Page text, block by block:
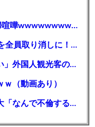
【悲報】論客米山隆一、Xで夫婦喧嘩wwwwwwwwwwww
【芸能】高橋真麻「80代で免許を全員取り消しに！」 高齢ドライバーの事故問題で、高齢者の運転免許取り消し法を提案
【🗻】「富士山きれいに撮りたい」外国人観光客のレンタカー事故が急増…「ハンドルが逆で慣れず」、道の狭さも
（動画あり）
シンガーソングライター・平井大「なんで不倫するか知ってる？妥協で結婚するからさ。」←浅すぎると大炎上